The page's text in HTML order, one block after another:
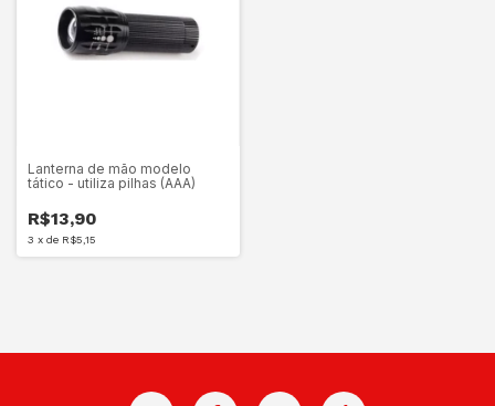
Lanterna de mão modelo
tático - utiliza pilhas (AAA)
R$13,90
3 x de R$5,15